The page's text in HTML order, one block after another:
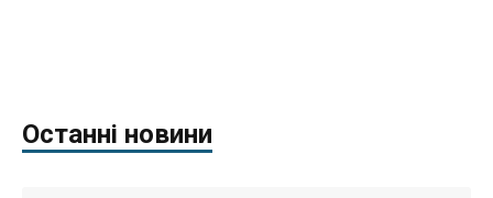
Останні новини